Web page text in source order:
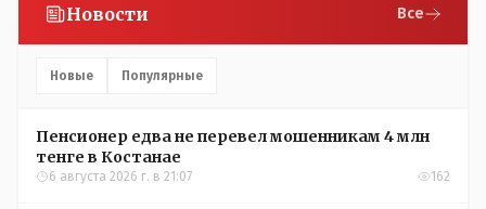
Новости Все
Новые Популярные
Пенсионер едва не перевел мошенникам 4 млн
тенге в Костанае
6 августа 2026 г. в 21:07 162